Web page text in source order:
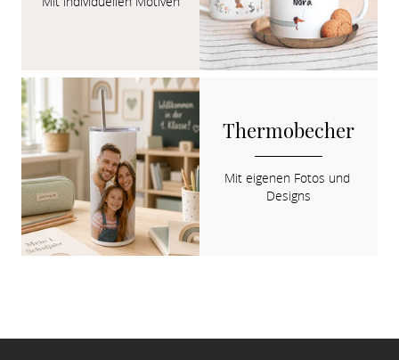
Thermobecher
Mit eigenen Fotos und
Designs